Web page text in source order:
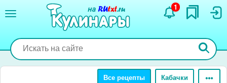
содержанию
1
Все рецепты Кабачки